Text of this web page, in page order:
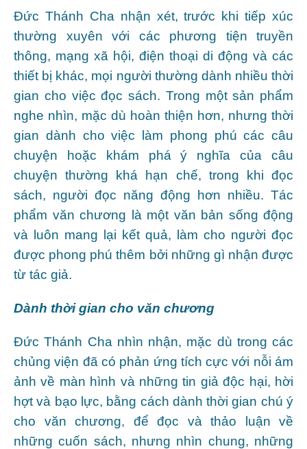
Đức Thánh Cha nhận xét, trước khi tiếp xúc
thường xuyên với các phương tiện truyền
thông, mạng xã hội, điện thoại di động và các
thiết bị khác, mọi người thường dành nhiều thời
gian cho việc đọc sách. Trong một sản phẩm
nghe nhìn, mặc dù hoàn thiện hơn, nhưng thời
gian dành cho việc làm phong phú các câu
chuyện hoặc khám phá ý nghĩa của câu
chuyện thường khá hạn chế, trong khi đọc
sách, người đọc năng động hơn nhiều. Tác
phẩm văn chương là một văn bản sống động
và luôn mang lại kết quả, làm cho người đọc
được phong phú thêm bởi những gì nhận được
từ tác giả.
Dành thời gian cho văn chương
Đức Thánh Cha nhìn nhận, mặc dù trong các
chủng viện đã có phản ứng tích cực với nỗi ám
ảnh về màn hình và những tin giả độc hại, hời
hợt và bạo lực, bằng cách dành thời gian chú ý
cho văn chương, để đọc và thảo luận về
những cuốn sách, nhưng nhìn chung, những